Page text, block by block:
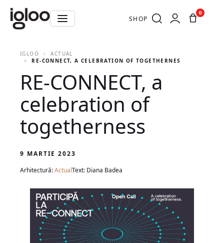
SHOP
0
IGLOO
ACTUAL
RE-CONNECT, A CELEBRATION OF TOGETHERNESS
RE-CONNECT, a
celebration of
togetherness
9 MARTIE 2023
Arhitectură:ActualText: Diana Badea